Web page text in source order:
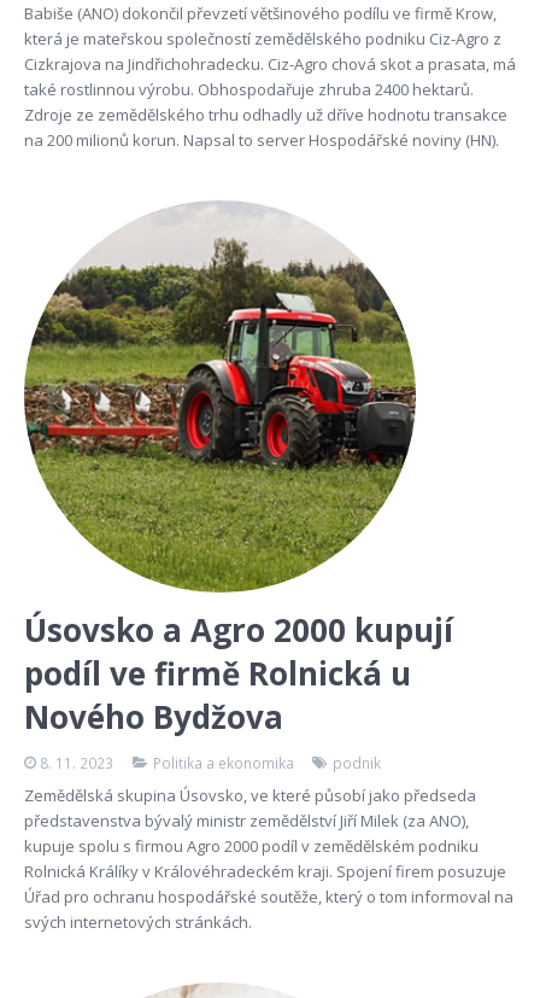
Babiše (ANO) dokončil převzetí většinového podílu ve firmě Krow,
která je mateřskou společností zemědělského podniku Ciz-Agro z
Cizkrajova na Jindřichohradecku. Ciz-Agro chová skot a prasata, má
také rostlinnou výrobu. Obhospodařuje zhruba 2400 hektarů.
Zdroje ze zemědělského trhu odhadly už dříve hodnotu transakce
na 200 milionů korun. Napsal to server Hospodářské noviny (HN).
Úsovsko a Agro 2000 kupují
podíl ve firmě Rolnická u
Nového Bydžova
8. 11. 2023 Politika a ekonomika podnik
Zemědělská skupina Úsovsko, ve které působí jako předseda
představenstva bývalý ministr zemědělství Jiří Milek (za ANO),
kupuje spolu s firmou Agro 2000 podíl v zemědělském podniku
Rolnická Králíky v Královéhradeckém kraji. Spojení firem posuzuje
Úřad pro ochranu hospodářské soutěže, který o tom informoval na
svých internetových stránkách.